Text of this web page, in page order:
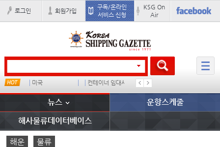
로그인 회원가입
구독/온라인
서비스 신청
KSG On
Air
미국 컨테이너 임대사 ������
뉴스 운항스케줄
해사물류데이터베이스
해운 물류